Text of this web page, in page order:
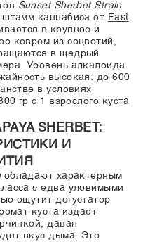
Sunset Sherbet Strain
каннабиса от Fast
в крупное и
ковром из соцветий,
в щедрый
Уровень алкалоида
высокая: до 600
в условиях
гр с 1 взрослого куста
SHERBET:
И
обладают характерным
с едва уловимыми
ощутит дегустатор
куста издает
давая
вкус дыма. Это